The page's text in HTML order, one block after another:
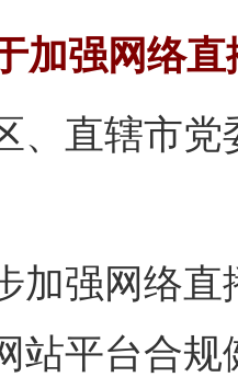
加强网络
、直辖市
强网络直
站平台合